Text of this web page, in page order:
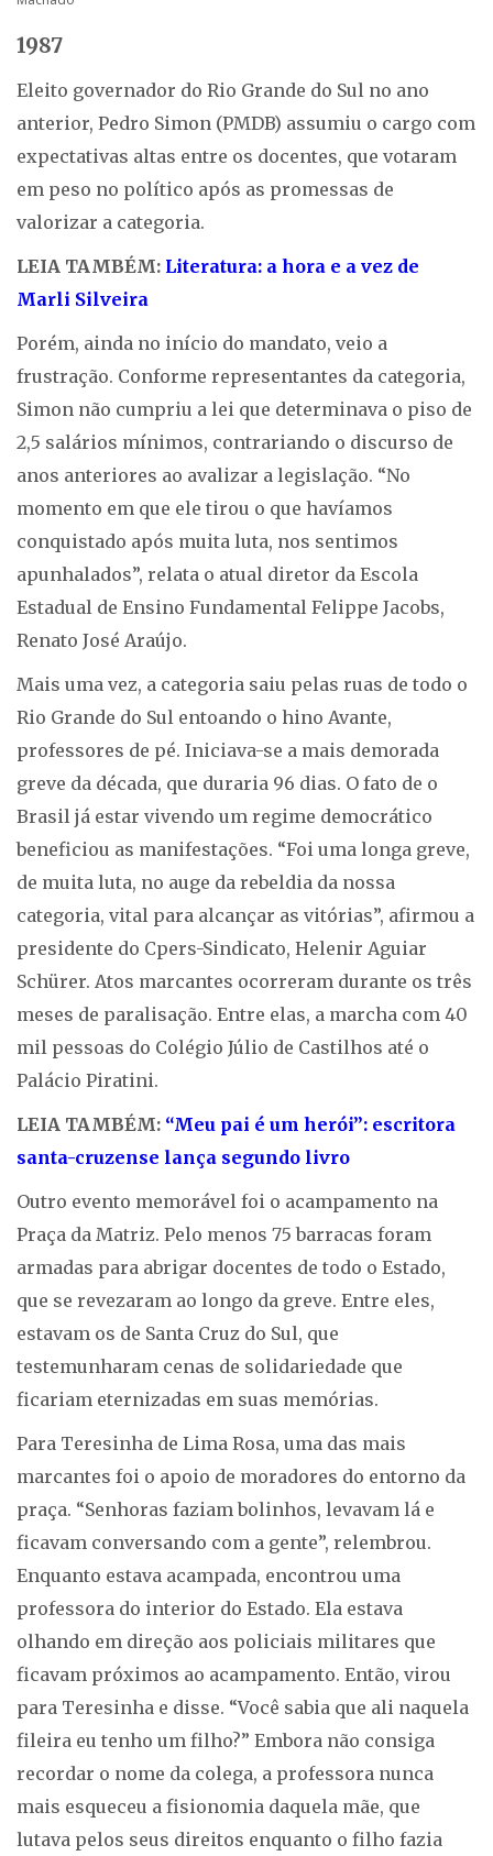
1987
Eleito governador do Rio Grande do Sul no ano
anterior, Pedro Simon (PMDB) assumiu o cargo com
expectativas altas entre os docentes, que votaram
em peso no político após as promessas de
valorizar a categoria.
LEIA TAMBÉM: Literatura: a hora e a vez de
Marli Silveira
Porém, ainda no início do mandato, veio a
frustração. Conforme representantes da categoria,
Simon não cumpriu a lei que determinava o piso de
2,5 salários mínimos, contrariando o discurso de
anos anteriores ao avalizar a legislação. “No
momento em que ele tirou o que havíamos
conquistado após muita luta, nos sentimos
apunhalados”, relata o atual diretor da Escola
Estadual de Ensino Fundamental Felippe Jacobs,
Renato José Araújo.
Mais uma vez, a categoria saiu pelas ruas de todo o
Rio Grande do Sul entoando o hino Avante,
professores de pé. Iniciava-se a mais demorada
greve da década, que duraria 96 dias. O fato de o
Brasil já estar vivendo um regime democrático
beneficiou as manifestações. “Foi uma longa greve,
de muita luta, no auge da rebeldia da nossa
categoria, vital para alcançar as vitórias”, afirmou a
presidente do Cpers-Sindicato, Helenir Aguiar
Schürer. Atos marcantes ocorreram durante os três
meses de paralisação. Entre elas, a marcha com 40
mil pessoas do Colégio Júlio de Castilhos até o
Palácio Piratini.
LEIA TAMBÉM: “Meu pai é um herói”: escritora
santa-cruzense lança segundo livro
Outro evento memorável foi o acampamento na
Praça da Matriz. Pelo menos 75 barracas foram
armadas para abrigar docentes de todo o Estado,
que se revezaram ao longo da greve. Entre eles,
estavam os de Santa Cruz do Sul, que
testemunharam cenas de solidariedade que
ficariam eternizadas em suas memórias.
Para Teresinha de Lima Rosa, uma das mais
marcantes foi o apoio de moradores do entorno da
praça. “Senhoras faziam bolinhos, levavam lá e
ficavam conversando com a gente”, relembrou.
Enquanto estava acampada, encontrou uma
professora do interior do Estado. Ela estava
olhando em direção aos policiais militares que
ficavam próximos ao acampamento. Então, virou
para Teresinha e disse. “Você sabia que ali naquela
fileira eu tenho um filho?” Embora não consiga
recordar o nome da colega, a professora nunca
mais esqueceu a fisionomia daquela mãe, que
lutava pelos seus direitos enquanto o filho fazia